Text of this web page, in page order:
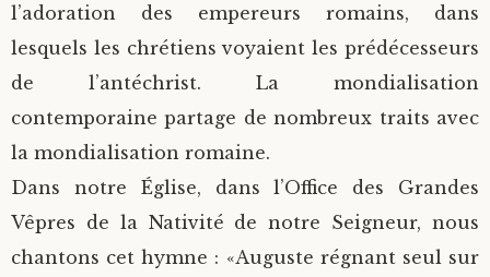
l’adoration des empereurs romains, dans
lesquels les chrétiens voyaient les prédécesseurs
de l’antéchrist. La mondialisation
contemporaine partage de nombreux traits avec
la mondialisation romaine.
Dans notre Église, dans l’Office des Grandes
Vêpres de la Nativité de notre Seigneur, nous
chantons cet hymne : «Auguste régnant seul sur